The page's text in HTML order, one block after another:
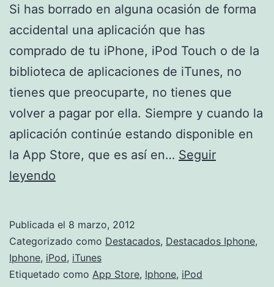
Si has borrado en alguna ocasión de forma
accidental una aplicación que has
comprado de tu iPhone, iPod Touch o de la
biblioteca de aplicaciones de iTunes, no
tienes que preocuparte, no tienes que
volver a pagar por ella. Siempre y cuando la
aplicación continúe estando disponible en
la App Store, que es así en… Seguir
leyendo
las
aplicaciones
compradas
Publicada el 8 marzo, 2012
Categorizado como Destacados, Destacados Iphone,
Iphone, iPod, iTunes
Etiquetado como App Store, Iphone, iPod